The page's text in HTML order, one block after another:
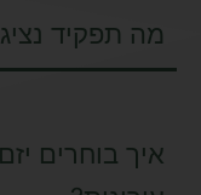
מה תפקיד
איך בוחרים